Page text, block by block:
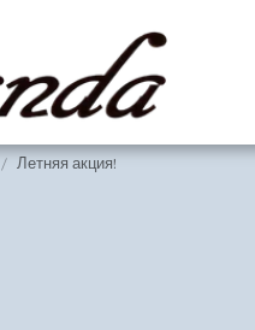
Летняя акция!